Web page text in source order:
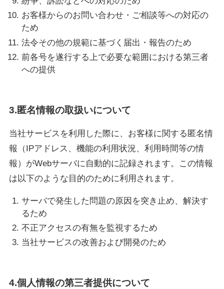
お客様からのお問い合わせ・ご相談等への対応の
ため
法令その他の規範に基づく届出・報告のため
前各号を遂行する上で必要な範囲における第三者
への提供
3.匿名情報の取扱いについて
当社サービスを利用した際に、お客様に関する匿名情
報（IPアドレス、機能の利用状況、利用時間等の情
報）がWebサーバに自動的に記録されます。この情報
は以下のような目的のために利用されます。
サーバで発生した問題の原因を突き止め、解決す
るため
不正アクセスの有無を監視するため
当社サービスの改善および開発のため
4.個人情報の第三者提供について